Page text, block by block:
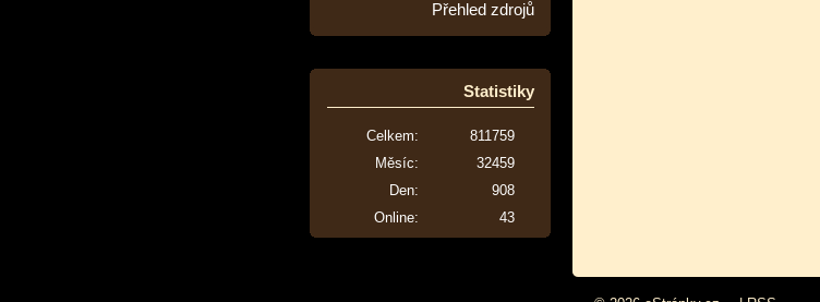
Přehled zdrojů
Statistiky
Online: 43
Celkem:
811759
Měsíc:
32459
Den:
908